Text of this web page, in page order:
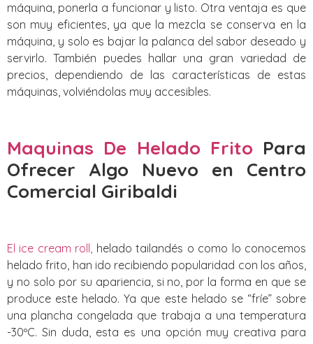
máquina, ponerla a funcionar y listo. Otra ventaja es que
son muy eficientes, ya que la mezcla se conserva en la
máquina, y solo es bajar la palanca del sabor deseado y
servirlo. También puedes hallar una gran variedad de
precios, dependiendo de las características de estas
máquinas, volviéndolas muy accesibles.
Maquinas De Helado Frito Para
Ofrecer Algo Nuevo
en Centro
Comercial Giribaldi
El ice cream roll, helado tailandés o como lo conocemos
helado frito, han ido recibiendo popularidad con los años,
y no solo por su apariencia, si no, por la forma en que se
produce este helado. Ya que este helado se “fríe” sobre
una plancha congelada que trabaja a una temperatura
-30ºC. Sin duda, esta es una opción muy creativa para